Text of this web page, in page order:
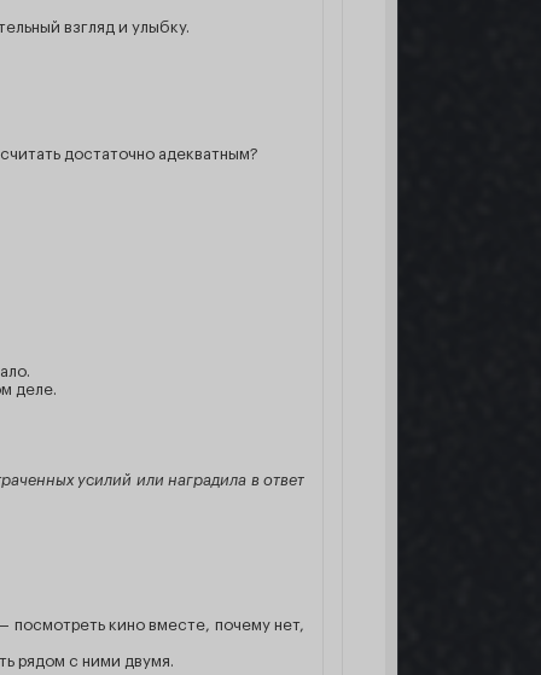
взгляд и улыбку.
достаточно адекватным?
деле.
усилий или наградила в ответ
посмотреть кино вместе, почему нет,
рядом с ними двумя.